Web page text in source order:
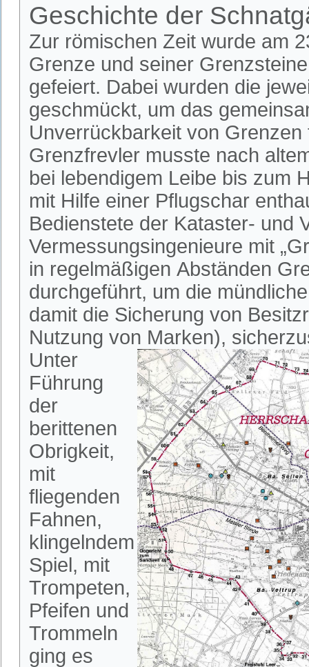
Geschichte der
Zur römischen Zeit wurde am
Grenze und seiner
gefeiert. Dabei wurden die
geschmückt, um das
Unverrückbarkeit von
Grenzfrevler musste nach
bei lebendigem Leibe bis zum
mit Hilfe einer Pflugschar
Bedienstete der Kataster- und
Vermessungsingenieure mit
in regelmäßigen Abständen
durchgeführt, um die
damit die Sicherung von
Nutzung von Marken),
Unter
Führung
der
berittenen
Obrigkeit,
mit
fliegenden
Fahnen,
klingelndem
Spiel, mit
Trompeten,
Pfeifen und
Trommeln
ging es